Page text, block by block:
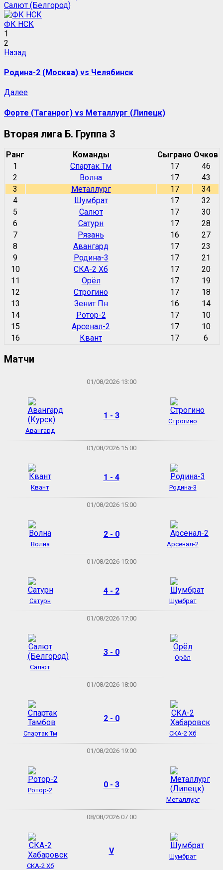
Салют (Белгород)
ФК НСК
1
2
Навигация
записи
Назад
Родина-2 (Москва) vs Челябинск
ДалееСледующая
Форте (Таганрог) vs Металлург (Липецк)
Вторая лига Б. Группа 3
Ранг Команды Сыграно Очков
1
Спартак Тм 17
46
2
Волна 17
43
3
Металлург 17
34
4
Шумбрат 17
32
5
Салют 17
30
6
Сатурн 17
28
7
Рязань 16
27
8
Авангард 17
23
9
Родина-3 17
21
10
СКА-2 Хб 17
20
11
Орёл 17
19
12
Строгино 17
18
13
Зенит Пн 16
14
14
Ротор-2 17
10
15
Арсенал-2 17
10
16
Квант 17 6
Матчи
01/08/2026 13:00
Авангард
1 - 3
Строгино
01/08/2026 15:00
Квант
1 - 4
Родина-3
01/08/2026 15:00
Волна
2 - 0
Арсенал-2
01/08/2026 15:00
Сатурн
4 - 2
Шумбрат
01/08/2026 17:00
Салют
3 - 0
Орёл
01/08/2026 18:00
Спартак Тм
2 - 0
СКА-2 Хб
01/08/2026 19:00
Ротор-2
0 - 3
Металлург
08/08/2026 07:00
СКА-2 Хб
V
Шумбрат